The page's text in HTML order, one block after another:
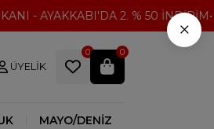
- AYAKKABI'DA 2. % 50 İNDİRİM
ÜYELIK
0 0
MAYO/DENİZ
×